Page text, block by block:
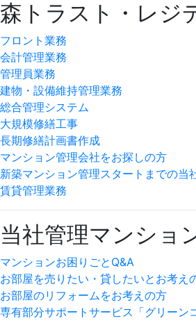
森トラスト・レジ
フロント業務
会計管理業務
管理員業務
建物・設備維持管理業務
総合管理システム
大規模修繕工事
長期修繕計画書作成
マンション管理会社をお探しの方
新築マンション管理スタートまでの当
賃貸管理業務
当社管理マンショ
マンションお困りごとQ&A
お部屋を売りたい・貸したいとお考え
お部屋のリフォームをお考えの方
専有部分サポートサービス「グリーン